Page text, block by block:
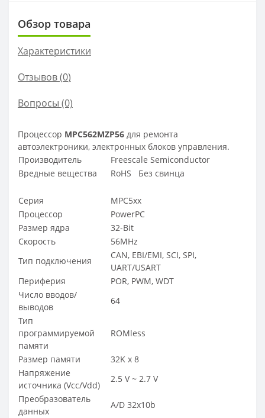
Обзор товара
Характеристики
Отзывов (0)
Вопросы (0)
Процессор MPC562MZP56 для ремонта
автоэлектроники, электронных блоков управления.
Производитель
Freescale Semiconductor
Вредные вещества
RoHS Без свинца
Серия
MPC5xx
Процессор
PowerPC
Размер ядра
32-Bit
Скорость
56MHz
Тип подключения
CAN, EBI/EMI, SCI, SPI,
UART/USART
Периферия
POR, PWM, WDT
Число вводов/
выводов
64
Тип
программируемой
памяти
ROMless
Размер памяти
32K x 8
Напряжение
источника (Vcc/Vdd)
2.5 V ~ 2.7 V
Преобразователь
данных
A/D 32x10b